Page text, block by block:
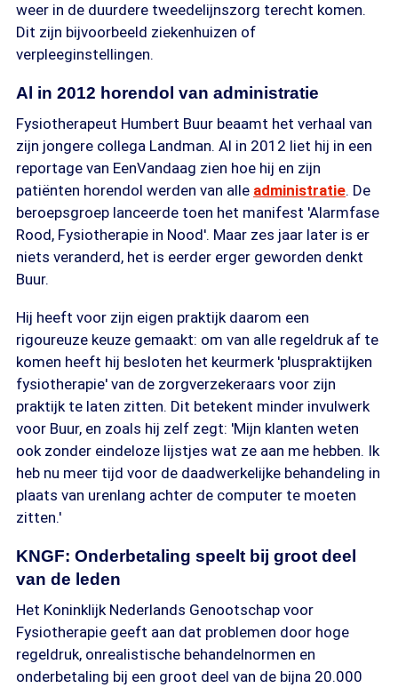
weer in de duurdere tweedelijnszorg terecht komen.
Dit zijn bijvoorbeeld ziekenhuizen of
verpleeginstellingen.
Al in 2012 horendol van administratie
Fysiotherapeut Humbert Buur beaamt het verhaal van
zijn jongere collega Landman. Al in 2012 liet hij in een
reportage van EenVandaag zien hoe hij en zijn
patiënten horendol werden van alle administratie. De
beroepsgroep lanceerde toen het manifest 'Alarmfase
Rood, Fysiotherapie in Nood'. Maar zes jaar later is er
niets veranderd, het is eerder erger geworden denkt
Buur.
Hij heeft voor zijn eigen praktijk daarom een
rigoureuze keuze gemaakt: om van alle regeldruk af te
komen heeft hij besloten het keurmerk 'pluspraktijken
fysiotherapie' van de zorgverzekeraars voor zijn
praktijk te laten zitten. Dit betekent minder invulwerk
voor Buur, en zoals hij zelf zegt: 'Mijn klanten weten
ook zonder eindeloze lijstjes wat ze aan me hebben. Ik
heb nu meer tijd voor de daadwerkelijke behandeling in
plaats van urenlang achter de computer te moeten
zitten.'
KNGF: Onderbetaling speelt bij groot deel
van de leden
Het Koninklijk Nederlands Genootschap voor
Fysiotherapie geeft aan dat problemen door hoge
regeldruk, onrealistische behandelnormen en
onderbetaling bij een groot deel van de bijna 20.000